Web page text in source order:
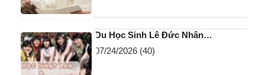
Du Học Sinh Lê Đức Nhân…
07/24/2026 (40)